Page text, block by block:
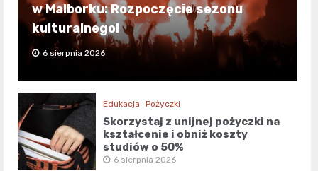
w Malborku: Rozpoczęcie sezonu
kulturalnego!
6 sierpnia 2026
Edukacja Pożyczki
Skorzystaj z unijnej pożyczki na
kształcenie i obniż koszty
studiów o 50%
6 sierpnia 2026